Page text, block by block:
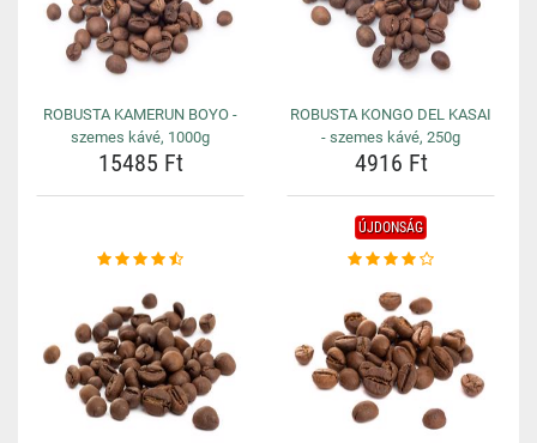
ROBUSTA KAMERUN BOYO -
szemes kávé, 1000g
15485 Ft
ROBUSTA KONGO DEL KASAI
- szemes kávé, 250g
4916 Ft
ÚJDONSÁG